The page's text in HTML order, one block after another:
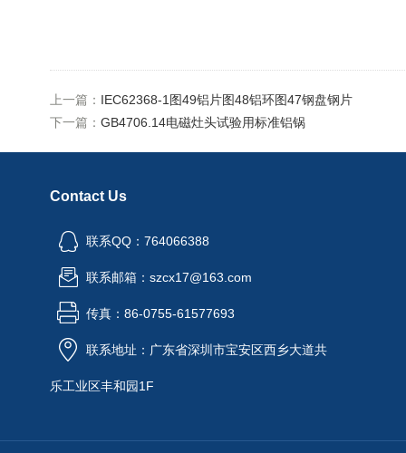
上一篇： IEC62368-1图49铝片图48铝环图47钢盘钢片
下一篇： GB4706.14电磁灶头试验用标准铝锅
Contact Us
联系QQ：764066388
联系邮箱：szcx17@163.com
传真：86-0755-61577693
联系地址：广东省深圳市宝安区西乡大道共
乐工业区丰和园1F